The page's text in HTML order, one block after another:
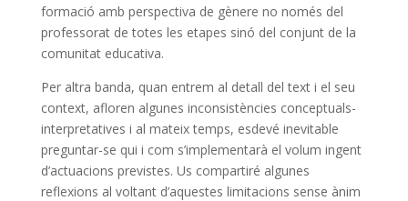
formació amb perspectiva de gènere no només del
professorat de totes les etapes sinó del conjunt de la
comunitat educativa.
Per altra banda, quan entrem al detall del text i el seu
context, afloren algunes inconsistències conceptuals-
interpretatives i al mateix temps, esdevé inevitable
preguntar-se qui i com s’implementarà el volum ingent
d’actuacions previstes. Us compartiré algunes
reflexions al voltant d’aquestes limitacions sense ànim